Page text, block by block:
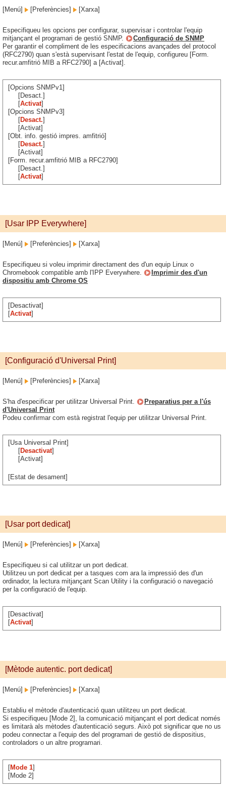
[Menú] [Preferències] [Xarxa]
Especifiqueu les opcions per configurar, supervisar i controlar l'equip
mitjançant el programari de gestió SNMP.
Configuració de SNMP
Per garantir el compliment de les especificacions avançades del protocol
(RFC2790) quan s'està supervisant l'estat de l'equip, configureu [Form.
recur.amfitrió MIB a RFC2790] a [Activat].
[Opcions SNMPv1]
[Desact.]
[Activat]
[Opcions SNMPv3]
[Desact.]
[Activat]
[Obt. info. gestió impres. amfitrió]
[Desact.]
[Activat]
[Form. recur.amfitrió MIB a RFC2790]
[Desact.]
[Activat]
[Usar IPP Everywhere]
[Menú] [Preferències] [Xarxa]
Especifiqueu si voleu imprimir directament des d'un equip Linux o
Chromebook compatible amb l'IPP Everywhere.
Imprimir des d'un
dispositiu amb Chrome OS
[Desactivat]
[Activat]
[Configuració d'Universal Print]
[Menú] [Preferències] [Xarxa]
S'ha d'especificar per utilitzar Universal Print.
Preparatius per a l'ús
d'Universal Print
Podeu confirmar com està registrat l'equip per utilitzar Universal Print.
[Usa Universal Print]
[Desactivat]
[Activat]
[Estat de desament]
[Usar port dedicat]
[Menú] [Preferències] [Xarxa]
Especifiqueu si cal utilitzar un port dedicat.
Utilitzeu un port dedicat per a tasques com ara la impressió des d'un
ordinador, la lectura mitjançant Scan Utility i la configuració o navegació
per la configuració de l'equip.
[Desactivat]
[Activat]
[Mètode autentic. port dedicat]
[Menú] [Preferències] [Xarxa]
Establiu el mètode d'autenticació quan utilitzeu un port dedicat.
Si especifiqueu [Mode 2], la comunicació mitjançant el port dedicat només
es limitarà als mètodes d'autenticació segurs. Això pot significar que no us
podeu connectar a l'equip des del programari de gestió de dispositius,
controladors o un altre programari.
[Mode 1]
[Mode 2]